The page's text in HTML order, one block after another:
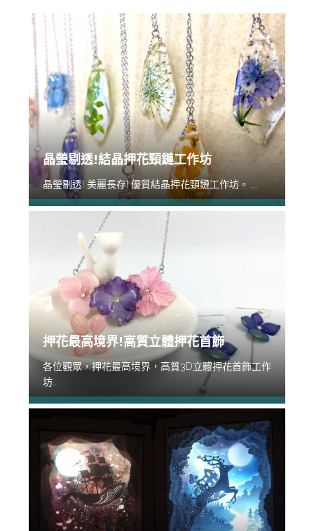
晶瑩剔透!結晶押花頸鏈工作坊
晶瑩剔透! 美麗長存! 優質結晶押花頸鏈工作坊。 ...
押花最高境界!高質立體押花首飾
各位觀眾，押花最高境界，高質3D立體押花首飾工作
坊...